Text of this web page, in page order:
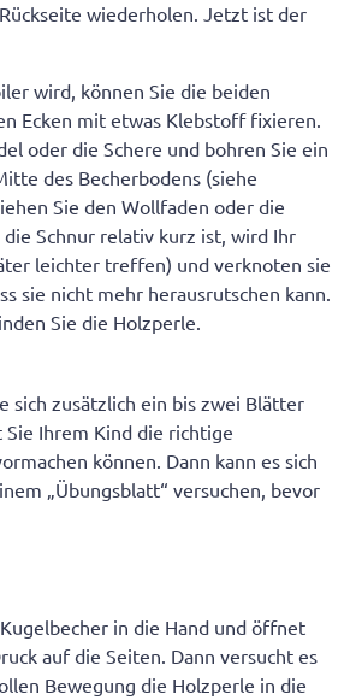
wiederholen. Jetzt ist der
wird, können Sie die beiden
Ecken mit etwas Klebstoff fixieren.
oder die Schere und bohren Sie ein
des Becherbodens (siehe
Sie den Wollfaden oder die
Schnur relativ kurz ist, wird Ihr
leichter treffen) und verknoten sie
sie nicht mehr herausrutschen kann.
Sie die Holzperle.
sich zusätzlich ein bis zwei Blätter
Ihrem Kind die richtige
können. Dann kann es sich
„Übungsblatt“ versuchen, bevor
in die Hand und öffnet
auf die Seiten. Dann versucht es
Bewegung die Holzperle in die